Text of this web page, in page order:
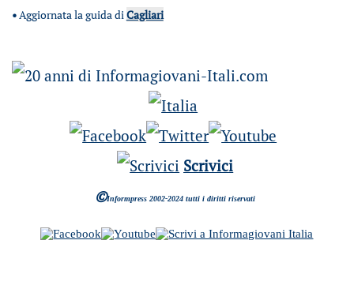
•Aggiornata la guida diCagliari
Scrivici
©Informpress 2002-2024 tutti i diritti riservati